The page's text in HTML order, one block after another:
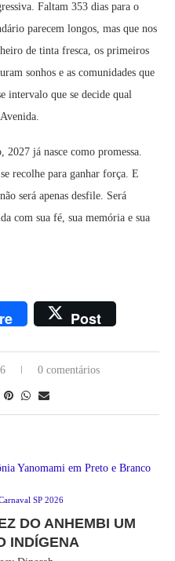
Faltam 353 dias para o
parecem longos, mas que nos
de tinta fresca, os primeiros
sonhos e as comunidades que
intervalo que se decide qual
já nasce como promessa.
recolhe para ganhar força. E
será apenas desfile. Será
com sua fé, sua memória e sua
Post
0 comentários
SP 2026
DO ANHEMBI UM
INDÍGENA